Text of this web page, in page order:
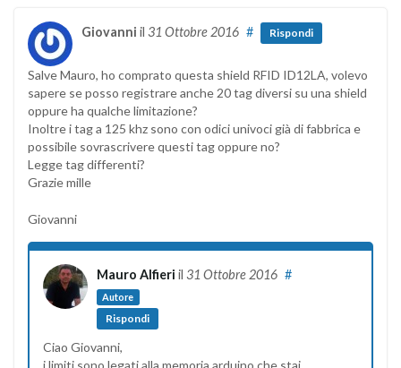
Giovanni il 31 Ottobre 2016 # Rispondi
Salve Mauro, ho comprato questa shield RFID ID12LA, volevo
sapere se posso registrare anche 20 tag diversi su una shield
oppure ha qualche limitazione?
Inoltre i tag a 125 khz sono con odici univoci già di fabbrica e
possibile sovrascrivere questi tag oppure no?
Legge tag differenti?
Grazie mille
Giovanni
Mauro Alfieri il 31 Ottobre 2016
Autore
#
Rispondi
Ciao Giovanni,